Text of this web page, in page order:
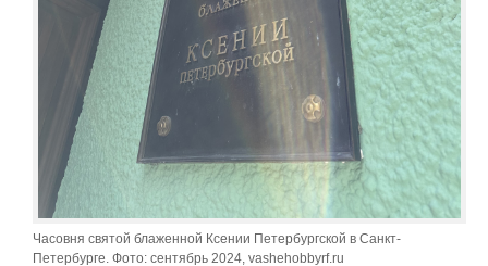
Часовня святой блаженной Ксении Петербургской в Санкт-
Петербурге. Фото: сентябрь 2024, vashehobbyrf.ru